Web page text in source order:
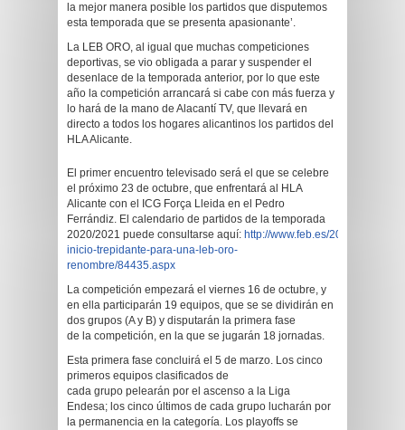
la mejor manera posible los partidos que disputemos
esta temporada que se presenta apasionante’.
La LEB ORO, al igual que muchas competiciones
deportivas, se vio obligada a parar y suspender el
desenlace de la temporada anterior, por lo que este
año la competición arrancará si cabe con más fuerza y
lo hará de la mano de Alacantí TV, que llevará en
directo a todos los hogares alicantinos los partidos del
HLA Alicante.
El primer encuentro televisado será el que se celebre
el próximo 23 de octubre, que enfrentará al HLA
Alicante con el ICG Força Lleida en el Pedro
Ferrándiz. El calendario de partidos de la temporada
2020/2021 puede consultarse aquí: http://www.feb.es/2020/9/4/
inicio-trepidante-para-una-leb-oro-
renombre/84435.aspx
La competición empezará el viernes 16 de octubre, y
en ella participarán 19 equipos, que se se dividirán en
dos grupos (A y B) y disputarán la primera fase
de la competición, en la que se jugarán 18 jornadas.
Esta primera fase concluirá el 5 de marzo. Los cinco
primeros equipos clasificados de
cada grupo pelearán por el ascenso a la Liga
Endesa; los cinco últimos de cada grupo lucharán por
la permanencia en la categoría. Los playoffs se